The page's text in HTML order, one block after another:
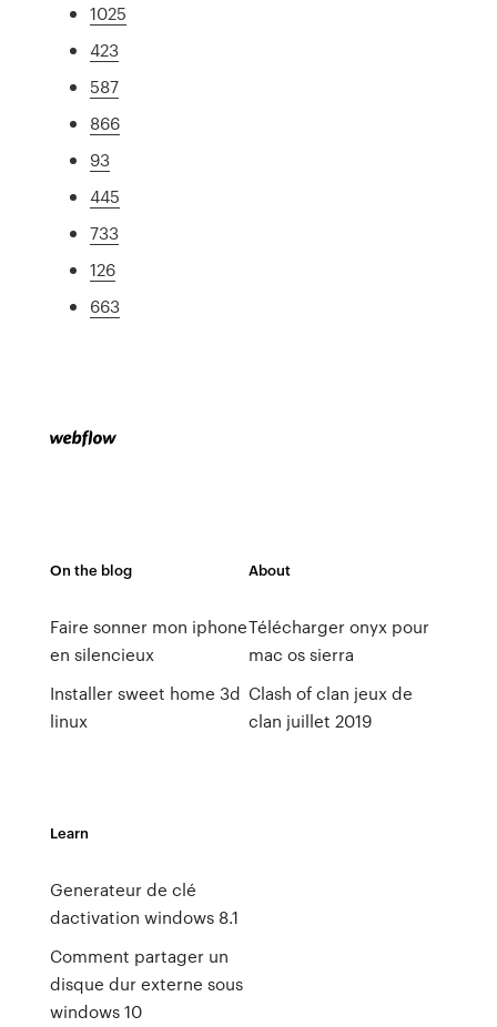
1025
423
587
866
93
445
733
126
663
On the blog
Faire sonner mon iphone
en silencieux
Installer sweet home 3d
linux
About
Télécharger onyx pour
mac os sierra
Clash of clan jeux de
clan juillet 2019
Learn
Generateur de clé
dactivation windows 8.1
Comment partager un
disque dur externe sous
windows 10